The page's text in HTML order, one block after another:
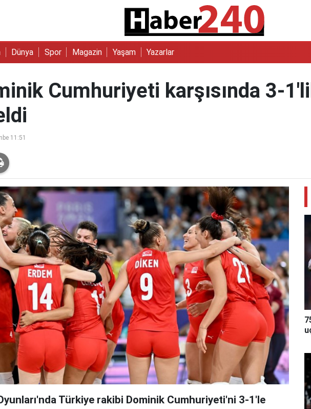
Dünya Spor Magazin Yaşam Yazarlar
Cumhuriyeti karşısında 3-
11:51
Türkiye rakibi Dominik Cumhuriyeti'ni 3-1'le